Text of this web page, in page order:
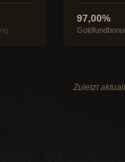
97,00%
Zuletzt